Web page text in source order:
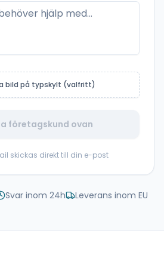
bild på typskylt (valfritt)
företagskund ovan
skickas direkt till din e-post
Svar inom 24h Leverans inom EU